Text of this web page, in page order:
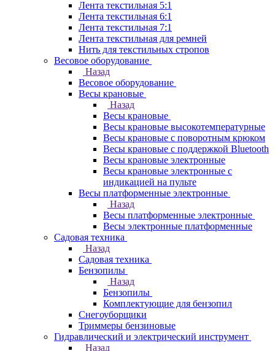
Лента текстильная 5:1
Лента текстильная 6:1
Лента текстильная 7:1
Лента текстильная для ремней
Нить для текстильных стропов
Весовое оборудование
Назад
Весовое оборудование
Весы крановые
Назад
Весы крановые
Весы крановые высокотемпературные
Весы крановые с поворотным крюком
Весы крановые с поддержкой Bluetooth
Весы крановые электронные
Весы крановые электронные с
индикацией на пульте
Весы платформенные электронные
Назад
Весы платформенные электронные
Весы электронные платформенные
Садовая техника
Назад
Садовая техника
Бензопилы
Назад
Бензопилы
Комплектующие для бензопил
Снегоуборщики
Триммеры бензиновые
Гидравлический и электрический инструмент
Назад